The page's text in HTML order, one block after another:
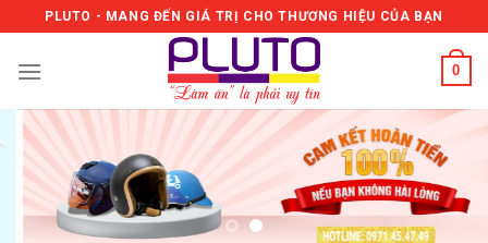
to
content
PLUTO - MANG ĐẾN GIÁ TRỊ CHO THƯƠNG HIỆU CỦA BẠN
0